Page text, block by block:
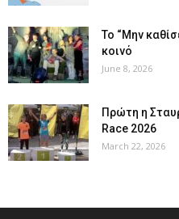
Το “Μην
κοινό
June 8, 2026
Πρώτη η
Race 2026
March 22, 2026